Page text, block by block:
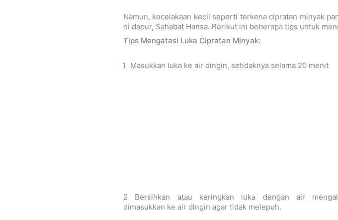
Namun, kecelakaan kecil seperti terkena cipratan minyak
di dapur, Sahabat Hansa. Berikut ini beberapa tips untuk
Tips Mengatasi Luka Cipratan Minyak:
Masukkan luka ke air dingin, setidaknya selama 20 menit
2 Bersihkan atau keringkan luka dengan air
dimasukkan ke air dingin agar tidak melepuh.